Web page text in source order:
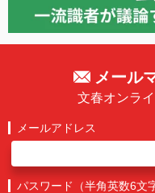
メール
文春オンラ
メールアドレス
パスワード（半角英数6文